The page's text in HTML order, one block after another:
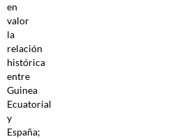
en
valor
la
relación
histórica
entre
Guinea
Ecuatorial
y
España;